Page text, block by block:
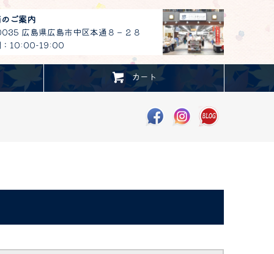
ご案内
広島県広島市中区本通８－２８
：10:00-19:00
カート